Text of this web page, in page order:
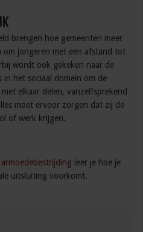
brengen hoe gemeenten meer
om jongeren met een afstand tot
wordt ook gekeken naar de
in het sociaal domein om de
elkaar delen, vanzelfsprekend
moet ervoor zorgen dat zij de
of werk krijgen.
leer je hoe je
uitsluiting voorkomt.